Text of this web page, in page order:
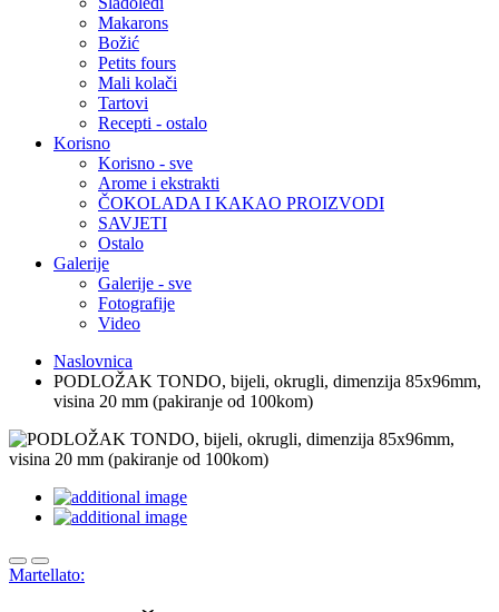
Makarons
Božić
Petits fours
Mali kolači
Tartovi
Recepti - ostalo
Korisno
Korisno - sve
Arome i ekstrakti
ČOKOLADA I KAKAO PROIZVODI
SAVJETI
Ostalo
Galerije
Galerije - sve
Fotografije
Video
Naslovnica
PODLOŽAK TONDO, bijeli, okrugli, dimenzija 85x96mm,
visina 20 mm (pakiranje od 100kom)
Martellato: